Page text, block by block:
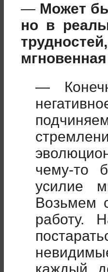
— Может
но в
—
чему-то
усилие
Возьмем
работу.